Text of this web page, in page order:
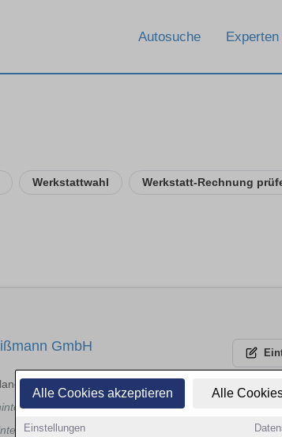
Alle Cookies akzeptieren Alle
Einstellungen
Autosuche
Werkstattwahl Werkstatt-Rechnung
GmbH
23, 42549 Velbert
Jetzt